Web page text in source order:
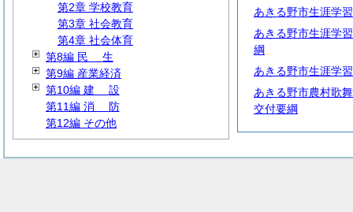
あきる野市生涯学
あきる野市生涯学
綱
あきる野市生涯学
あきる野市農村歌
交付要綱
第2章 学校教育
第3章 社会教育
第4章 社会体育
第8編 民 生
第9編 産業経済
第10編 建 設
第11編 消 防
第12編 その他